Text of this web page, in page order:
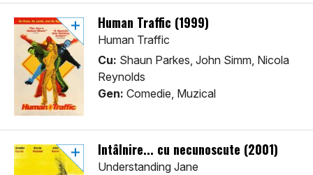
Human Traffic (1999)
Human Traffic
Cu: Shaun Parkes, John Simm, Nicola
Reynolds
Gen: Comedie, Muzical
Întâlnire... cu necunoscute (2001)
Understanding Jane